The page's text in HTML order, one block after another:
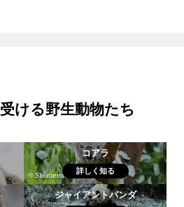
ける野生動物たち
© Shutterstock / rickyd / WWF
コアラ
詳しく知る
ジャイアントパンダ